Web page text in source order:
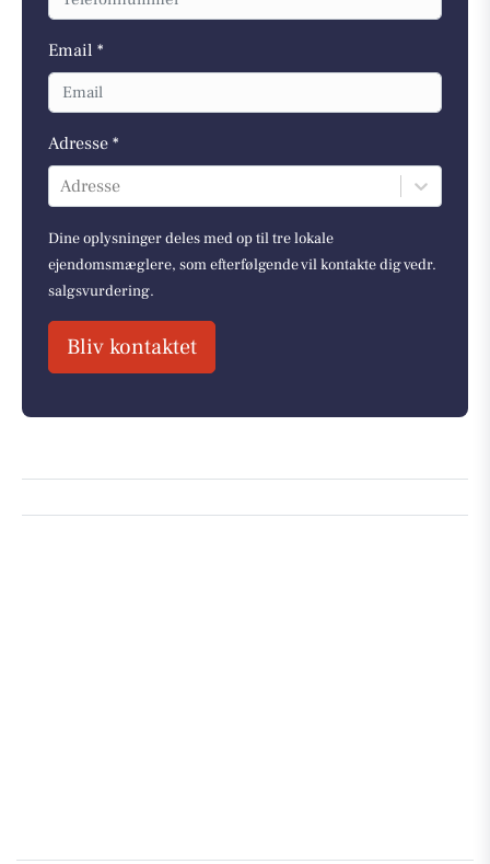
Email *
Adresse *
Adresse
Dine oplysninger deles med op til tre lokale
ejendomsmæglere, som efterfølgende vil kontakte dig vedr.
salgsvurdering.
Bliv kontaktet